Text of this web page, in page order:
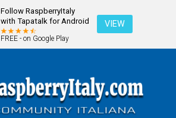
Follow RaspberryItaly
with Tapatalk for Android
FREE - on Google Play
VIEW